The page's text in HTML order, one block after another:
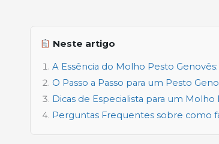
Neste artigo
A Essência do Molho Pesto
O Passo a Passo para um Pesto
Dicas de Especialista para um
Perguntas Frequentes sobre como